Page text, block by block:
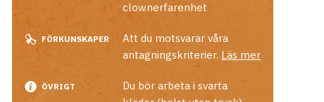
clownerfarenhet
FÖRKUNSKAPER
Att du motsvarar våra
antagningskriterier. Läs mer
ÖVRIGT
Du bör arbeta i svarta